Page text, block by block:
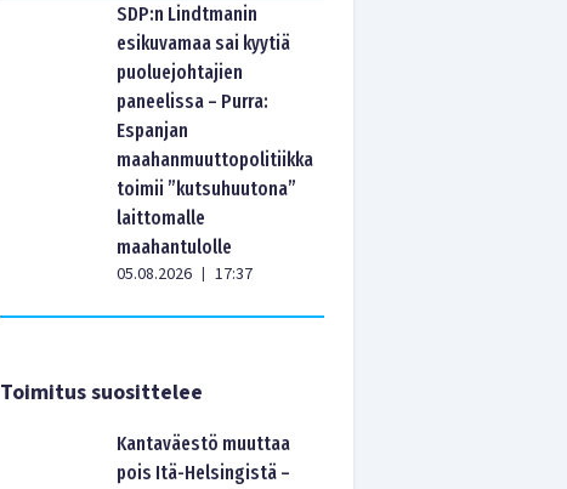
SDP:n Lindtmanin
esikuvamaa sai kyytiä
puoluejohtajien
paneelissa – Purra:
Espanjan
maahanmuuttopolitiikka
toimii ”kutsuhuutona”
laittomalle
maahantulolle
05.08.2026 | 17:37
Toimitus suosittelee
Kantaväestö muuttaa
pois Itä-Helsingistä –